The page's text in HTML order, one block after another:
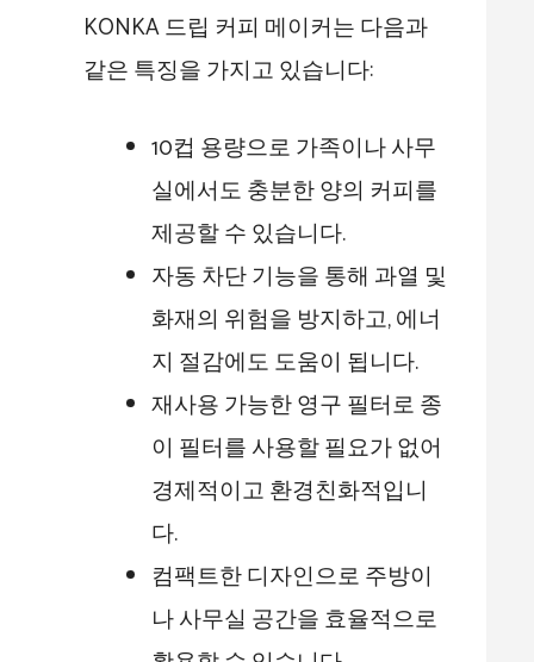
KONKA 드립 커피 메이커는 다음과
같은 특징을 가지고 있습니다:
10컵 용량으로 가족이나 사무
실에서도 충분한 양의 커피를
제공할 수 있습니다.
자동 차단 기능을 통해 과열 및
화재의 위험을 방지하고, 에너
지 절감에도 도움이 됩니다.
재사용 가능한 영구 필터로 종
이 필터를 사용할 필요가 없어
경제적이고 환경친화적입니
다.
컴팩트한 디자인으로 주방이
나 사무실 공간을 효율적으로